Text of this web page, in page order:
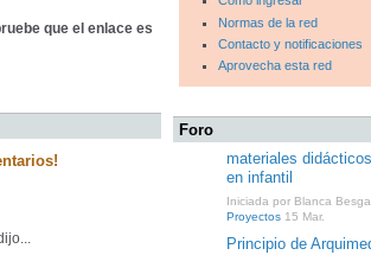
que el enlace es
Normas de la red
Contacto y notificaciones
Aprovecha esta red
Foro
materiales
en infantil
Iniciada por Blanca
Proyectos 15 Mar.
Principio de